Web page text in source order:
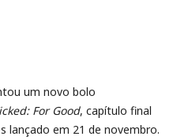
um novo bolo
For Good, capítulo final
lançado em 21 de novembro.